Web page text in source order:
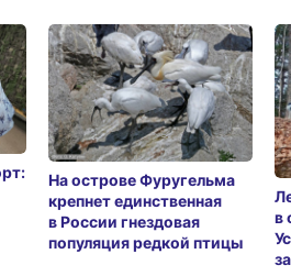
На острове Фуругельма
крепнет единственная
в России гнездовая
популяция редкой птицы
в